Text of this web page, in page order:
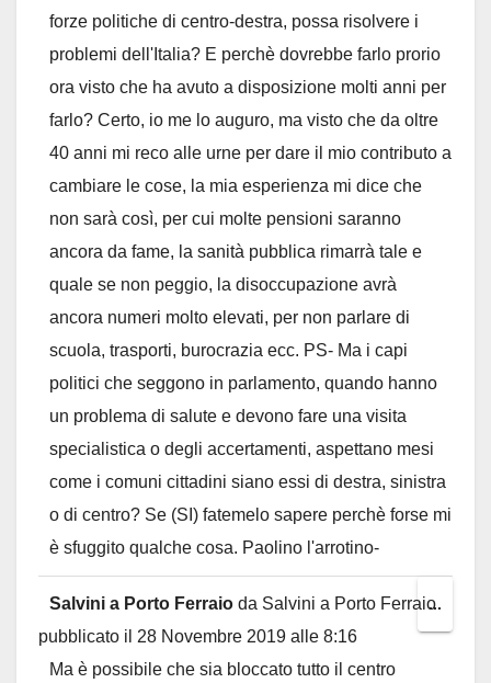
forze politiche di centro-destra, possa risolvere i
problemi dell'Italia? E perchè dovrebbe farlo prorio
ora visto che ha avuto a disposizione molti anni per
farlo? Certo, io me lo auguro, ma visto che da oltre
40 anni mi reco alle urne per dare il mio contributo a
cambiare le cose, la mia esperienza mi dice che
non sarà così, per cui molte pensioni saranno
ancora da fame, la sanità pubblica rimarrà tale e
quale se non peggio, la disoccupazione avrà
ancora numeri molto elevati, per non parlare di
scuola, trasporti, burocrazia ecc. PS- Ma i capi
politici che seggono in parlamento, quando hanno
un problema di salute e devono fare una visita
specialistica o degli accertamenti, aspettano mesi
come i comuni cittadini siano essi di destra, sinistra
o di centro? Se (SI) fatemelo sapere perchè forse mi
è sfuggito qualche cosa. Paolino l'arrotino-
Salvini a Porto Ferraio da Salvini a Porto Ferraio
pubblicato il 28 Novembre 2019 alle 8:16
Ma è possibile che sia bloccato tutto il centro
...
this